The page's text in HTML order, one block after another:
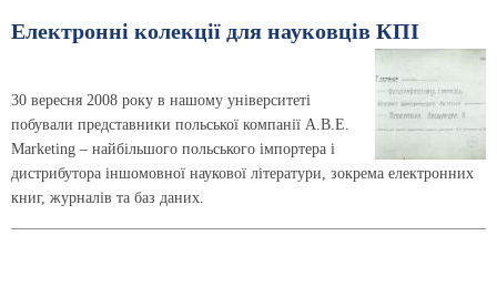
Електронні колекції для науковців КПІ
30 вересня 2008 року в нашому університеті
побували представники польської компанії A.B.E.
Marketing – найбільшого польського імпортера і
дистрибутора іншомовної наукової літератури, зокрема електронних
книг, журналів та баз даних.